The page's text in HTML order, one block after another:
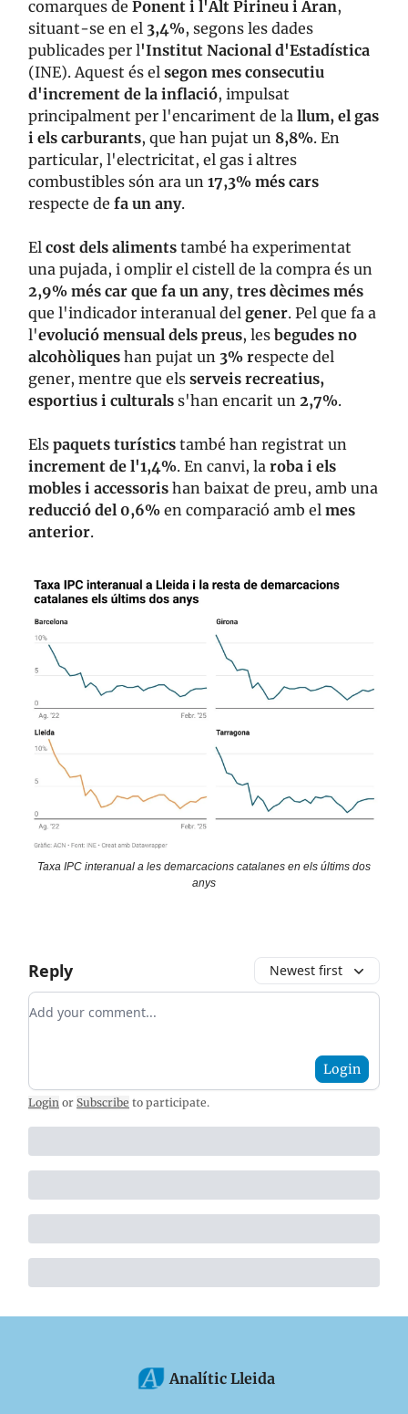
comarques de Ponent i l'Alt Pirineu i Aran,
situant-se en el 3,4%, segons les dades
publicades per l'Institut Nacional d'Estadística
(INE). Aquest és el segon mes consecutiu
d'increment de la inflació, impulsat
principalment per l'encariment de la llum, el gas
i els carburants, que han pujat un 8,8%. En
particular, l'electricitat, el gas i altres
combustibles són ara un 17,3% més cars
respecte de fa un any.
El cost dels aliments també ha experimentat
una pujada, i omplir el cistell de la compra és un
2,9% més car que fa un any, tres dècimes més
que l'indicador interanual del gener. Pel que fa a
l'evolució mensual dels preus, les begudes no
alcohòliques han pujat un 3% respecte del
gener, mentre que els serveis recreatius,
esportius i culturals s'han encarit un 2,7%.
Els paquets turístics també han registrat un
increment de l'1,4%. En canvi, la roba i els
mobles i accessoris han baixat de preu, amb una
reducció del 0,6% en comparació amb el mes
anterior.
Taxa IPC interanual a les demarcacions catalanes en els últims dos
anys
Reply Newest first
Add your comment
Login
Login or Subscribe to participate.
Analític Lleida